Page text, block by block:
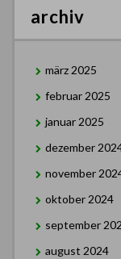
archiv
märz 2025
februar 2025
januar 2025
dezember
november
oktober 2024
september
august 2024